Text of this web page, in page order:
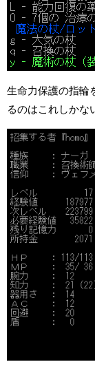
生命力保護の指輪
るのはこれしかな